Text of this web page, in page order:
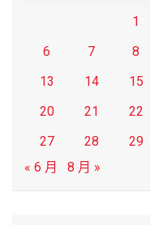
1
6
7 8
13
14 15
20
21 22
27
28 29
« 6 月
8 月 »